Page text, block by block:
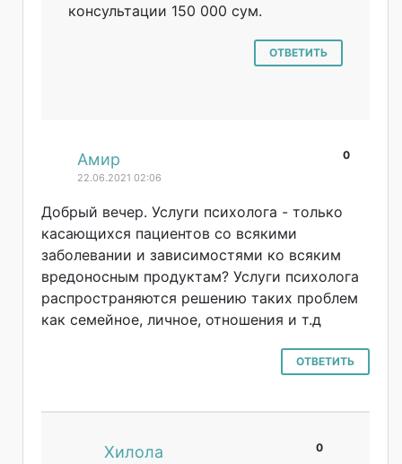
консультации 150 000 сум.
ОТВЕТИТЬ
0
Амир
22.06.2021 02:06
Добрый вечер. Услуги психолога - только
касающихся пациентов со всякими
заболевании и зависимостями ко всяким
вредоносным продуктам? Услуги психолога
распространяются решению таких проблем
как семейное, личное, отношения и т.д
ОТВЕТИТЬ
0
Хилола